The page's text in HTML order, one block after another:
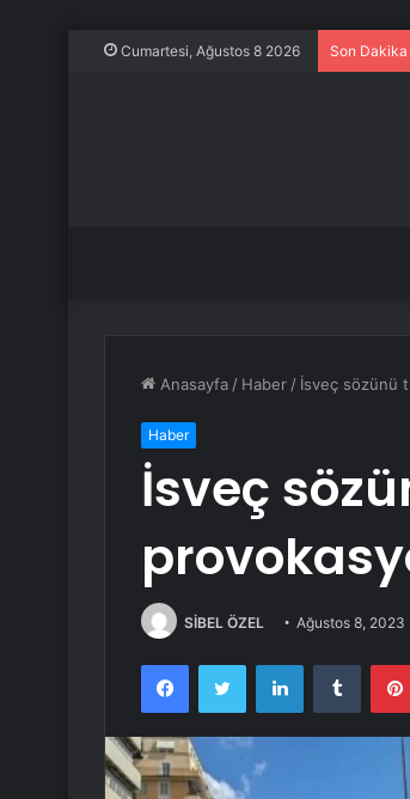
Cumartesi, Ağustos 8 2026 Son
Anasayfa / Haber / İsveç sözünü
Haber
İsveç
SİBEL ÖZEL Ağustos 8, 2023
FacebookTwitter LinkedInTumblr